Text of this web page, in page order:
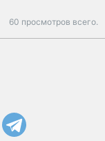
60 просмотров всего.